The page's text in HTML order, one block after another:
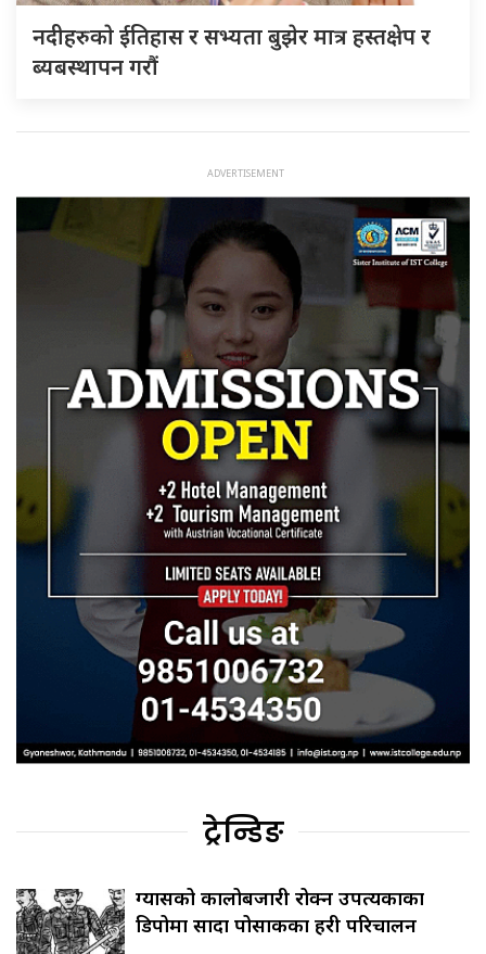
नदीहरुकाे ईतिहास र सभ्यता बुझेर मात्र हस्तक्षेप र
ब्यबस्थापन गराैं
ट्रेन्डिङ
ग्यासको कालोबजारी रोक्न उपत्यकाका
डिपोमा सादा पोसाकका प्रहरी परिचालन